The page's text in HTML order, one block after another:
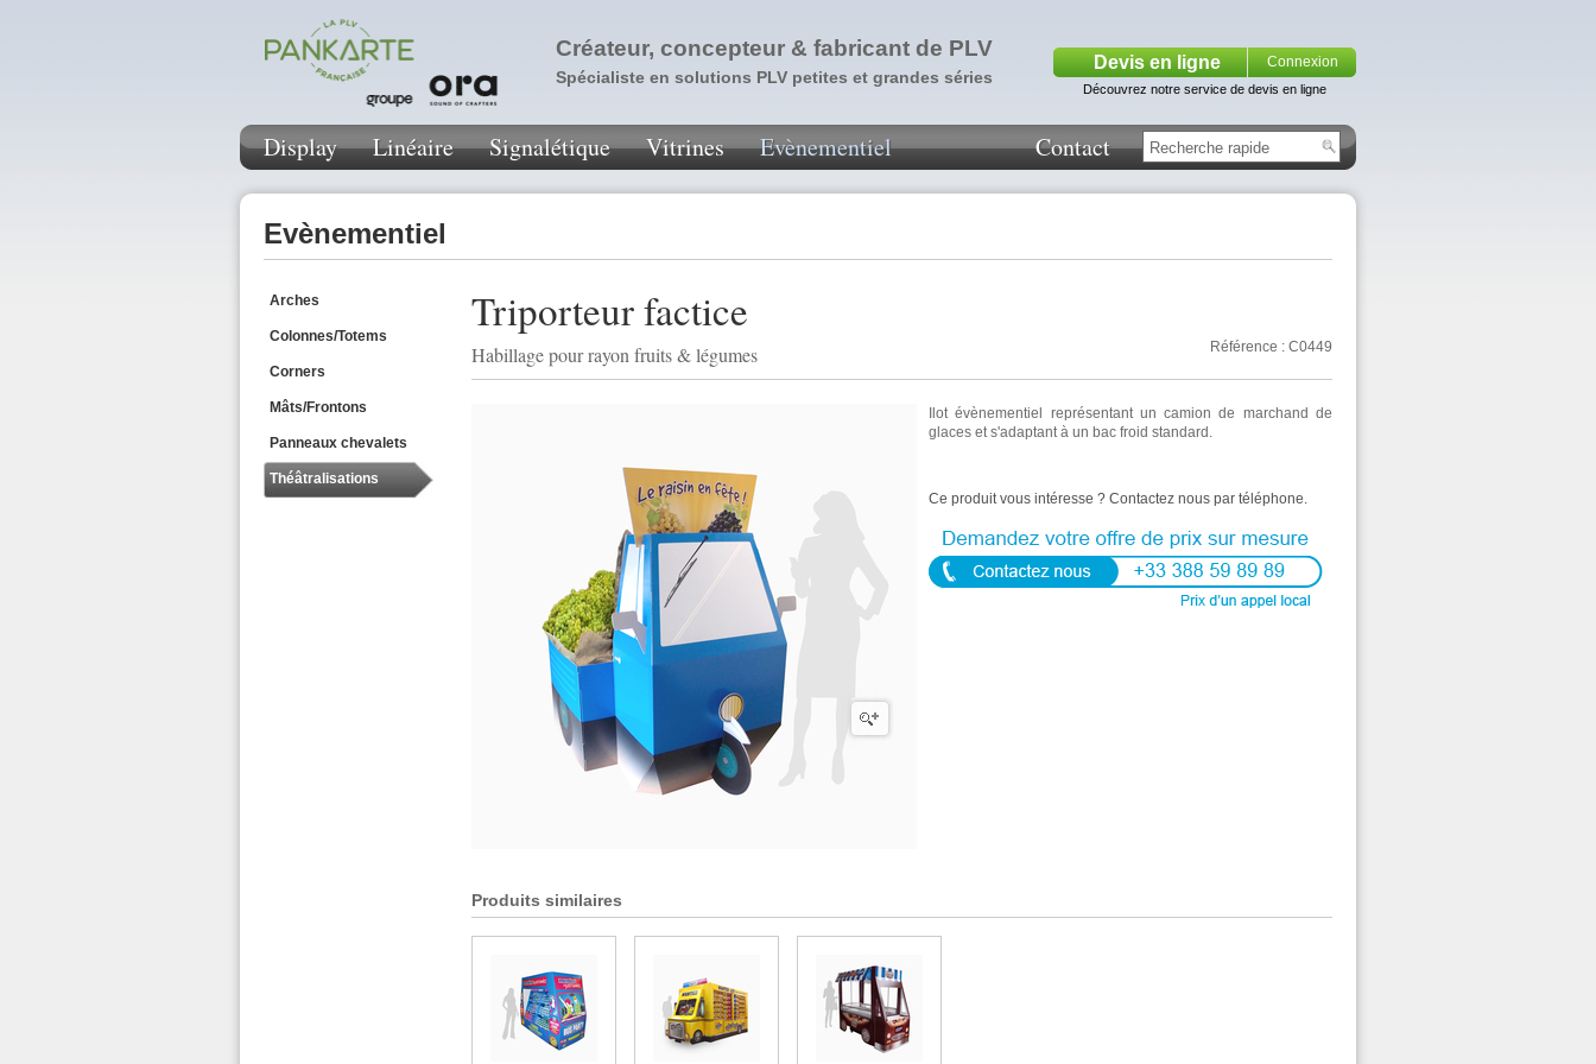
Créateur, concepteur & fabricant de PLV
Spécialiste en solutions PLV petites et grandes séries
Devis en ligne Connexion
Découvrez notre service de devis en ligne
Display Linéaire Signalétique Vitrines Evènementiel Contact
Evènementiel
Arches
Colonnes/Totems
Corners
Mâts/Frontons
Panneaux chevalets
Théâtralisations
Triporteur factice
Habillage pour rayon fruits & légumes Référence : C0449
Ilot évènementiel représentant un camion de marchand de
glaces et s'adaptant à un bac froid standard.
Ce produit vous intéresse ? Contactez nous par téléphone.
Produits similaires